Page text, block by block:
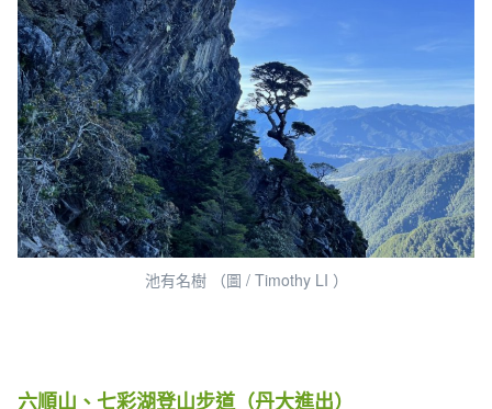
池有名樹 （圖 / Timothy LI ）
六順山、七彩湖登山步道（丹大進出）